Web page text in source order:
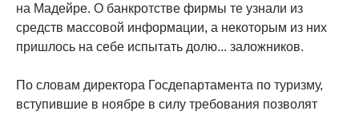
на Мадейре. О банкротстве фирмы те узнали из
средств массовой информации, а некоторым из них
пришлось на себе испытать долю... заложников.
По словам директора Госдепартамента по туризму,
вступившие в ноябре в силу требования позволят